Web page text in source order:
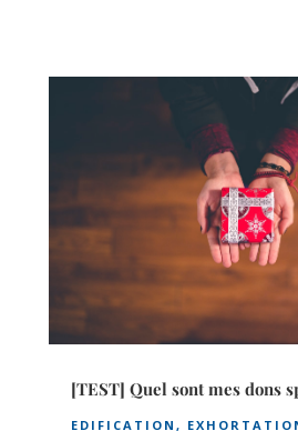
[TEST] Quel sont mes dons
EDIFICATION ,